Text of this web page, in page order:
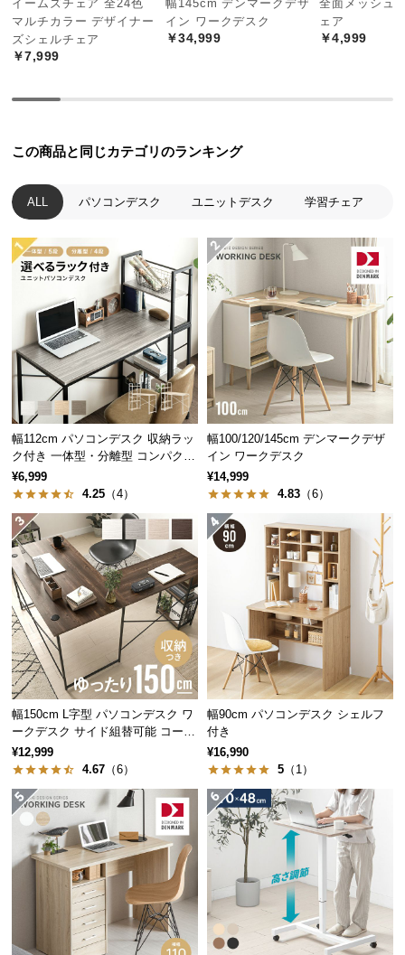
中
型
商
に
い
小
型
品
の
配
送
に
つ
い
て
梱
設
置
サ
ー
ビ
ス
に
つ
い
て
入
経
路
に
伝統と信頼のデンマークデザイン
家具づくりの長い歴史を持つデンマーク。家具の本
場にて丁寧に作り上げられたこだわりの一台です。
素材感あふれる美しい木目調
イームズチェア 全24色
マルチカラー デザイナー
ズシェルチェア
￥7,999
幅145cm デンマークデザ
イン ワークデスク
￥34,999
全面メッシュ
ェア
￥4,999
この商品と同じカテゴリのランキング
ALL パソコンデスク ユニットデスク 学習チェア
幅112cm パソコンデスク 収納ラッ
ク付き 一体型・分離型 コンパクト
ワークデスク
¥6,999
4.25 （4）
幅100/120/145cm デンマークデザ
イン ワークデスク
¥14,999
4.83 （6）
幅150cm L字型 パソコンデスク ワ
ークデスク サイド組替可能 コーナ
ー 木目調
¥12,999
4.67 （6）
幅90cm パソコンデスク シェルフ
付き
¥16,990
5 （1）